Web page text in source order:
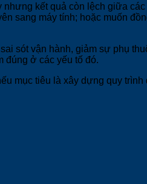
kết quả còn lệch giữa
sang máy tính; hoặc muốn
sót vận hành, giảm sự phụ
đúng ở các yếu tố đó.
mục tiêu là xây dựng quy trình